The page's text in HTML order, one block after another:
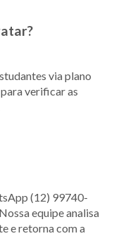
via plano
verificar as
(12) 99740-
equipe analisa
e retorna com a